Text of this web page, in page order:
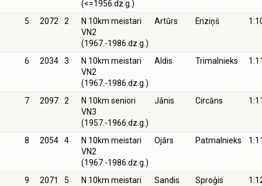
(<=1956.dz.g.)
5 2072 2
N 10km meistari
VN2
(1967.-1986.dz.g.)
Artūrs Enziņš
6 2034 3
N 10km meistari
VN2
(1967.-1986.dz.g.)
Aldis Trimalnieks
7 2097 2
N 10km seniori
VN3
(1957.-1966.dz.g.)
Jānis Circāns
8 2054 4
N 10km meistari
VN2
(1967.-1986.dz.g.)
Ojārs Patmalnieks
9 2071 5
N 10km meistari
Sandis Sproģis